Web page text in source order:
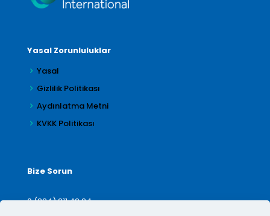
Yasal Zorunluluklar
Yasal
Gizlilik Politikası
Aydınlatma Metni
KVKK Politikası
Bize Sorun
0 (224) 211 42 24